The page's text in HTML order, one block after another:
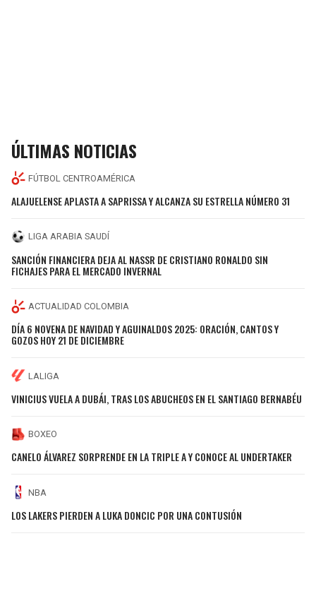
ÚLTIMAS NOTICIAS
FÚTBOL CENTROAMÉRICA
ALAJUELENSE APLASTA A SAPRISSA Y ALCANZA SU ESTRELLA NÚMERO 31
LIGA ARABIA SAUDÍ
SANCIÓN FINANCIERA DEJA AL NASSR DE CRISTIANO RONALDO SIN
FICHAJES PARA EL MERCADO INVERNAL
ACTUALIDAD COLOMBIA
DÍA 6 NOVENA DE NAVIDAD Y AGUINALDOS 2025: ORACIÓN, CANTOS Y
GOZOS HOY 21 DE DICIEMBRE
LALIGA
VINICIUS VUELA A DUBÁI, TRAS LOS ABUCHEOS EN EL SANTIAGO BERNABÉU
BOXEO
CANELO ÁLVAREZ SORPRENDE EN LA TRIPLE A Y CONOCE AL UNDERTAKER
NBA
LOS LAKERS PIERDEN A LUKA DONCIC POR UNA CONTUSIÓN